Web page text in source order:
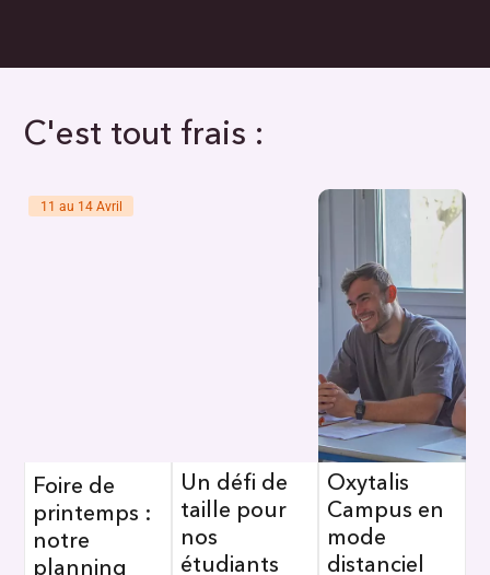
C'est tout frais :
11 au 14 Avril
Foire de
printemps :
notre
planning
Un défi de
taille pour
nos
étudiants
Oxytalis
Campus en
mode
distanciel